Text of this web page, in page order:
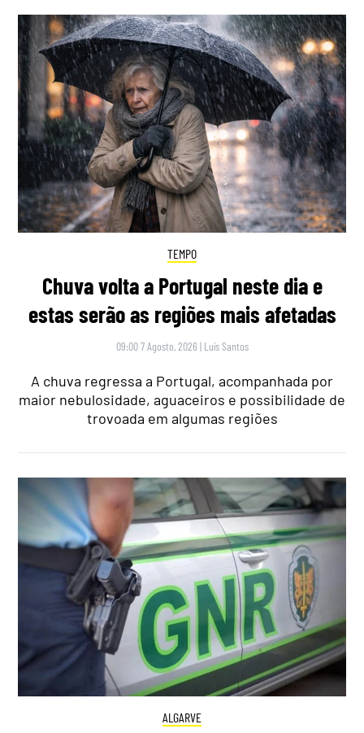
TEMPO
Chuva volta a Portugal neste dia e
estas serão as regiões mais afetadas
09:00 7 Agosto, 2026 | Luís Santos
A chuva regressa a Portugal, acompanhada por
maior nebulosidade, aguaceiros e possibilidade de
trovoada em algumas regiões
ALGARVE